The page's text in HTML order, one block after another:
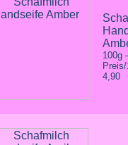
100g
4,90